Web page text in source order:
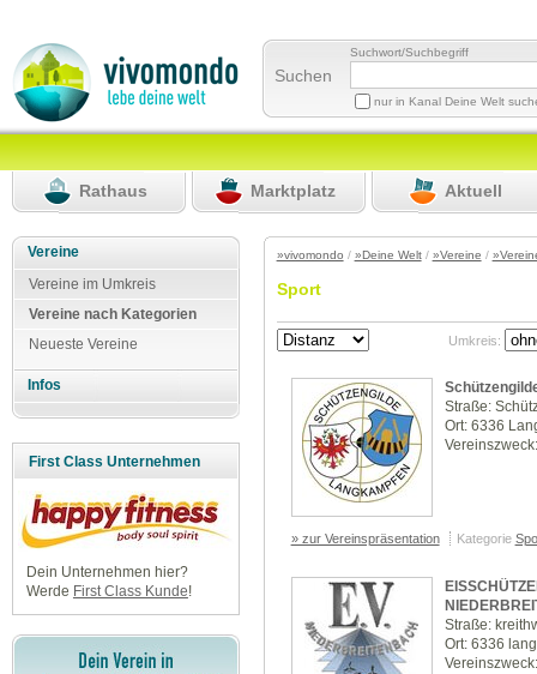
Suchen
Suchwort/Suchbegriff
nur in Kanal Deine Welt
Rathaus Marktplatz Aktuell
Vereine
Vereine im Umkreis
Vereine nach Kategorien
Neueste Vereine
Infos
First Class Unternehmen
Dein Unternehmen hier?
Werde First Class Kunde!
»vivomondo / »Deine Welt/ »Vereine /
Sport
Umkreis:
Straße:
Ort: 6336
» zur Vereinspräsentation Kategorie
Straße:
Ort: 6336